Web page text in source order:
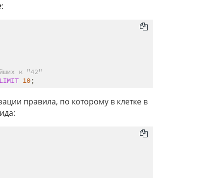
:
к "42"
LIMIT 10
правила, по которому в клетке в